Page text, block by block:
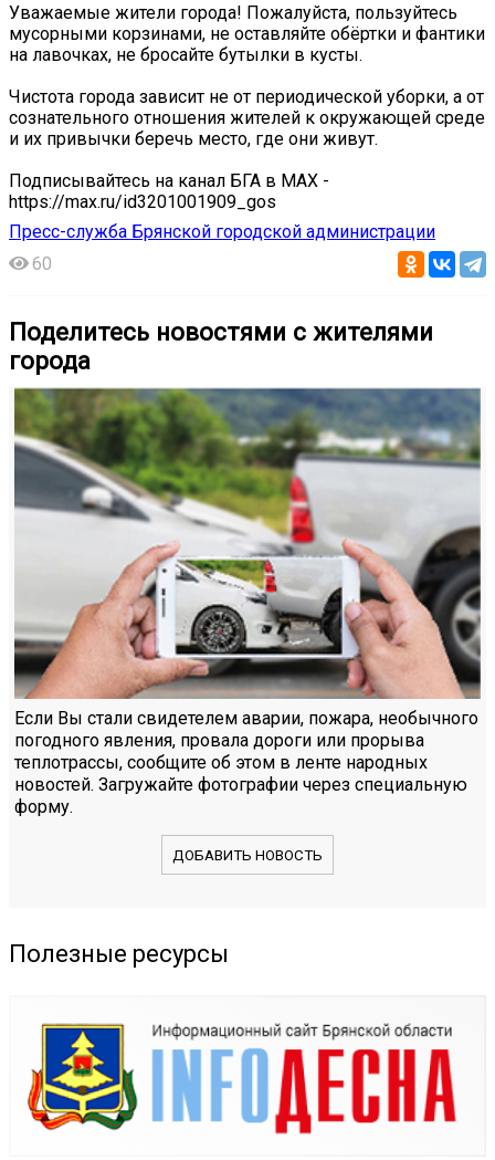
Уважаемые жители города! Пожалуйста, пользуйтесь
мусорными корзинами, не оставляйте обёртки и фантики
на лавочках, не бросайте бутылки в кусты.
Чистота города зависит не от периодической уборки, а от
сознательного отношения жителей к окружающей среде
и их привычки беречь место, где они живут.
Подписывайтесь на канал БГА в MAX -
https://max.ru/id3201001909_gos
Пресс-служба Брянской городской администрации
60
Поделитесь новостями с жителями
города
Если Вы стали свидетелем аварии, пожара, необычного
погодного явления, провала дороги или прорыва
теплотрассы, сообщите об этом в ленте народных
новостей. Загружайте фотографии через специальную
форму.
ДОБАВИТЬ НОВОСТЬ
Полезные ресурсы